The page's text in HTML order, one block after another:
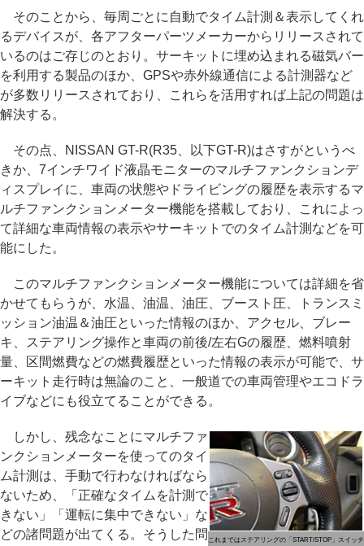
そのことから、毎周ごとに自動でタイム計測＆表示してくれ
るデバイスが、各アフターパーツメーカーからリリースされて
いるのはご存じのとおり。サーキットに埋め込まれる磁気バー
を利用する製品のほか、GPSや赤外線通信による計測器など
が多数リリースされており、これらを活用すれば上記の問題は
解決する。
その点、NISSAN GT-R(R35、以下GT-R)はさすがというべ
きか、7インチワイド液晶モニターのマルチファンクションデ
ィスプレイに、車両の状態やドライビングの履歴を表示するマ
ルチファンクションメーター機能を搭載しており、これによっ
て詳細な車両情報の表示やサーキットでのタイム計測などを可
能にした。
このマルチファンクションメーター機能については詳細を省
かせてもらうが、水温、油温、油圧、ブースト圧、トランスミ
ッション油温＆油圧といった情報のほか、アクセル、ブレー
キ、ステアリング操作と車両の前後/左右Gの履歴、燃料噴射
量、区間燃費などの燃費履歴といった情報の表示が可能で、サ
ーキット走行時は無論のこと、一般道での車両管理やエコドラ
イブなどにも役立てることができる。
これまではステアリングの「START/STOP」スイッチ
しかし、残念なことにマルチファ
ンクションメーターを使ってのタイ
ム計測は、手動で行わなければなら
ないため、「正確なタイムを計測で
きない」「運転に集中できない」な
どの諸問題が出てくる。そうした問